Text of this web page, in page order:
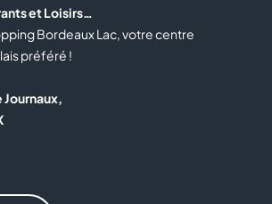
et Loisirs…
Bordeaux Lac, votre centre
préféré !
Journaux,